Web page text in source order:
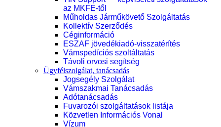
az MKFE-től
Műholdas Járműkövető Szolgáltatás
Kollektív Szerződés
Céginformáció
ESZAF jövedékiadó-visszatérítés
Vámspedíciós szoltáltatás
Távoli orvosi segítség
Ügyfélszolgálat, tanácsadás
Jogsegély Szolgálat
Vámszakmai Tanácsadás
Adótanácsadás
Fuvarozói szolgáltatások listája
Közvetlen Információs Vonal
Vízum